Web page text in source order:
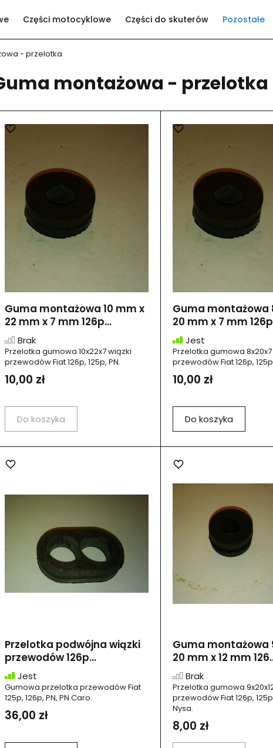
Części motocyklowe Części do skuterów Pozostałe
- przelotka
montażowa - przelotka
Guma montażowa 10 mm x
22 mm x 7 mm 126p...
Brak
Przelotka gumowa 10x22x7 wiązki
przewodów Fiat 126p, 125p, PN.
10,00 zł
Do koszyka
Guma montażowa
20 mm x 7 mm
Jest
Przelotka gumowa
przewodów Fiat 126p,
10,00 zł
Do koszyka
Przelotka podwójna wiązki
przewodów 126p...
Jest
Gumowa przelotka przewodów Fiat
125p, 126p, PN, PN Caro.
36,00 zł
Guma montażowa
20 mm x 12 mm
Brak
Przelotka gumowa
przewodów Fiat 126p,
Nysa.
8,00 zł